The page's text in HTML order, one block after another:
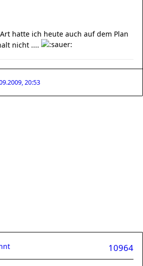
hatte ich heute auch auf dem Plan
nicht ....
20:53
10964